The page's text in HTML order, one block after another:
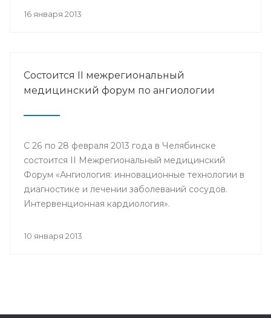
16 января 2013
Состоится II межрегиональный
медицинский форум по ангиологии
С 26 по 28 февраля 2013 года в Челябинске
состоится II Межрегиональный медицинский
Форум «Ангиология: инновационные технологии в
диагностике и лечении заболеваний сосудов.
Интервенционная кардиология».
10 января 2013